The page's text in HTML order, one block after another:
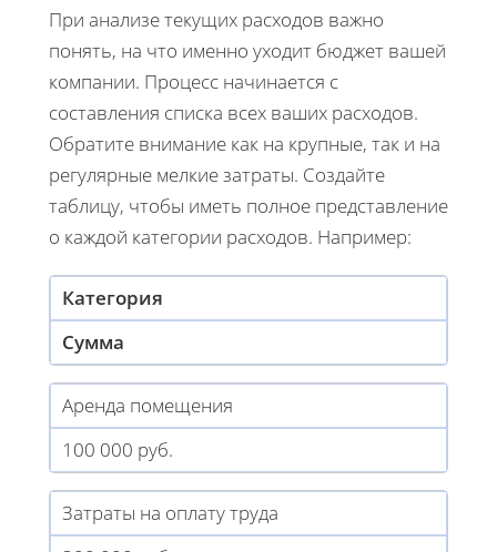
При анализе текущих расходов важно
понять, на что именно уходит бюджет вашей
компании. Процесс начинается с
составления списка всех ваших расходов.
Обратите внимание как на крупные, так и на
регулярные мелкие затраты. Создайте
таблицу, чтобы иметь полное представление
о каждой категории расходов. Например:
Категория
Сумма
Аренда помещения
100 000 руб.
Затраты на оплату труда